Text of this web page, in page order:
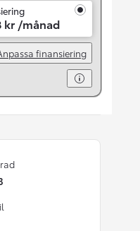
kr /månad
finansiering